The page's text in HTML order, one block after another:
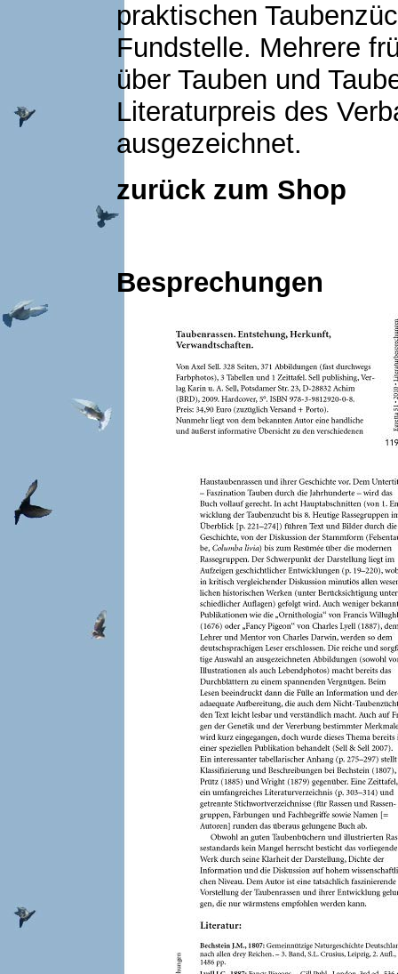
praktischen
Fundstelle. Mehrere
über Tauben und
Literaturpreis des
ausge­zeichnet.
zurück zum Shop
Besprechungen